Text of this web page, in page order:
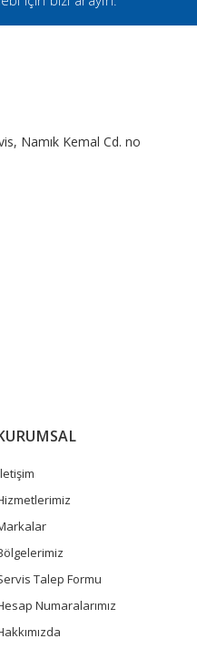
Namık Kemal Cd. no
Talep Formu
Numaralarımız